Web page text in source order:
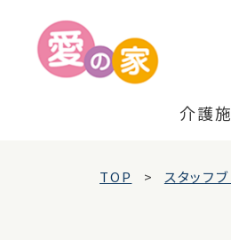
介護
TOP スタッフ